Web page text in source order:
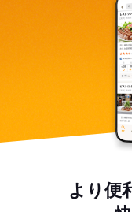
より便